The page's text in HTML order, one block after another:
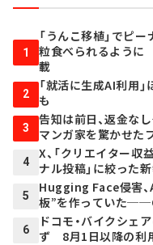
1
「うんこ移植」でピ
粒食べられるよう
載
2
「就活に生成AI利用
も
3
告知は前日、返金な
マンガ家を驚かせた
4
X、「クリエイター
ナル投稿」に絞った
5
Hugging Face侵害
板”を作っていた
6
ドコモ・バイクシェ
ず 8月1日以降の利